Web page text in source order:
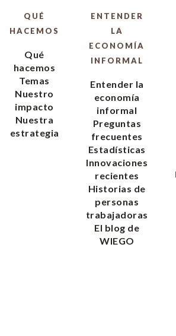
QUÉ
HACEMOS
Qué
hacemos
Temas
Nuestro
impacto
Nuestra
estrategia
ENTENDER
LA
ECONOMÍA
INFORMAL
Entender la
economía
informal
Preguntas
frecuentes
Estadísticas
Innovaciones
recientes
Historias de
personas
trabajadoras
El blog de
WIEGO